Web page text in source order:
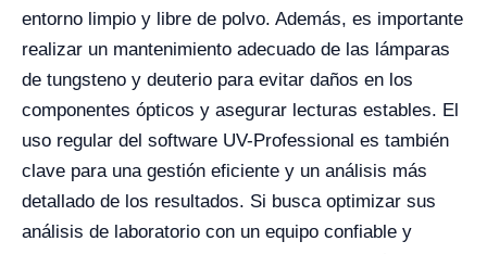
entorno limpio y libre de polvo. Además, es importante
realizar un mantenimiento adecuado de las lámparas
de tungsteno y deuterio para evitar daños en los
componentes ópticos y asegurar lecturas estables. El
uso regular del software UV-Professional es también
clave para una gestión eficiente y un análisis más
detallado de los resultados. Si busca optimizar sus
análisis de laboratorio con un equipo confiable y